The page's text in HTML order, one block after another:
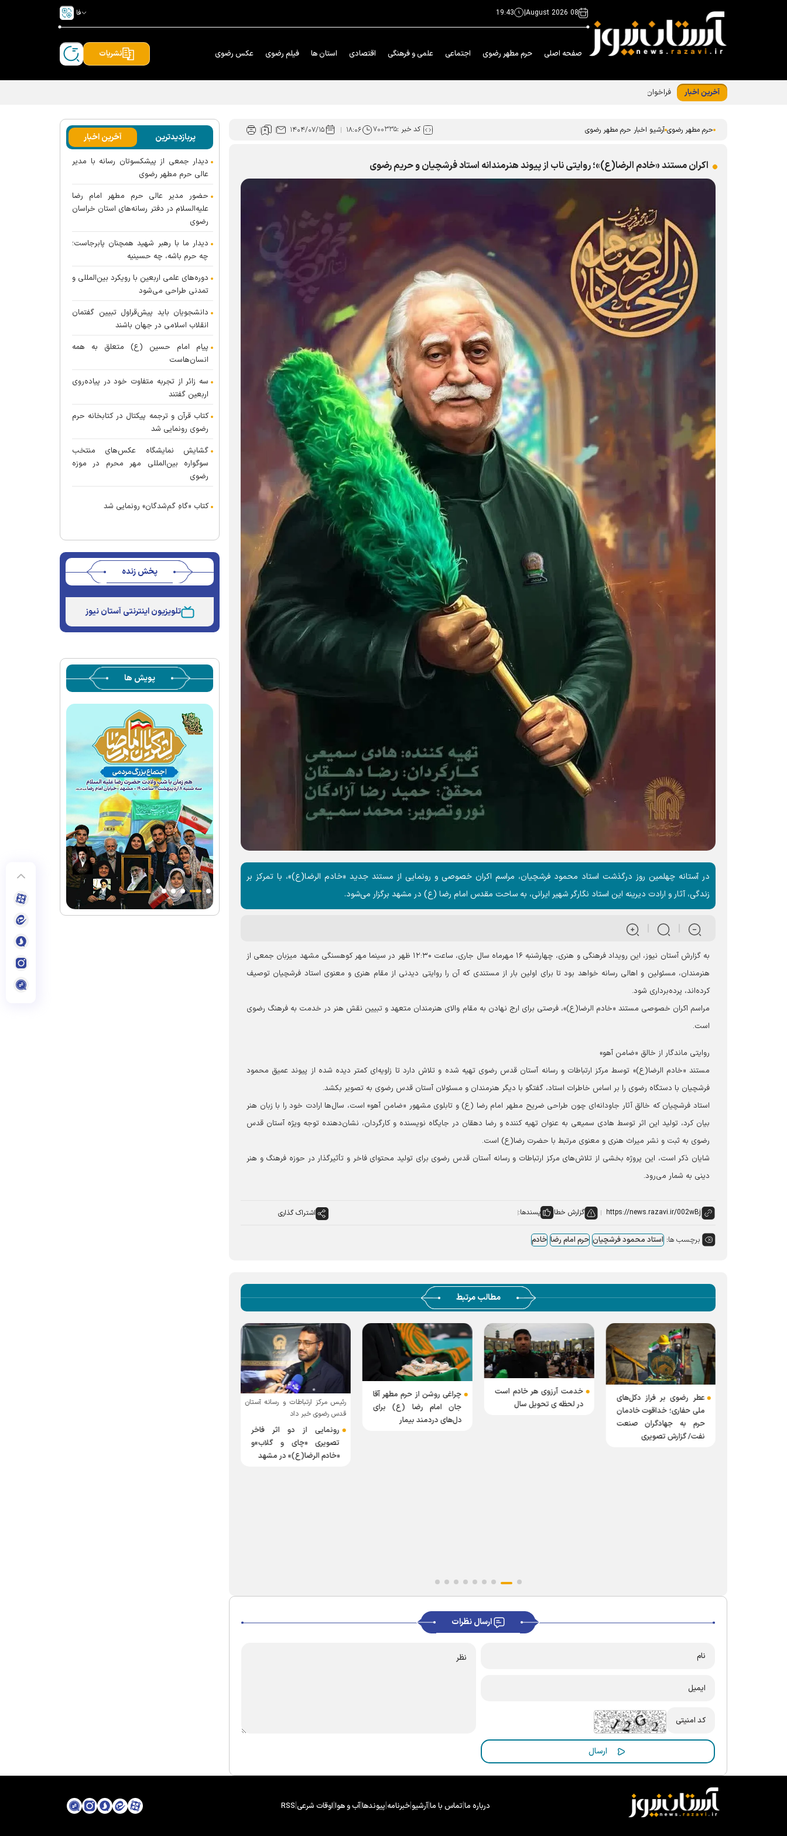
08 August 2026
|
19:43 فا
صفحه اصلی حرم مطهر رضوی اجتماعی علمی و فرهنگی اقتصادی استان ها فیلم رضوی عکس رضوی نشریات
آخرین اخبار فراخوان مشارکت زائران و مجاوران در طرح «خدمت در بهشت» حرم رضوی
حرم مطهر رضوی آرشیو اخبار حرم مطهر رضوی کد خبر :۷۰۰۳۳۵ ۱۸:۰۶ ۱۴۰۴/۰۷/۱۵
اکران مستند «خادم الرضا(ع)»؛ روایتی ناب از پیوند هنرمندانه استاد فرشچیان و حریم رضوی
در آستانه چهلمین روز درگذشت استاد محمود فرشچیان، مراسم اکران خصوصی و رونمایی از مستند جدید «خادم الرضا(ع)»، با تمرکز بر
زندگی، آثار و ارادت دیرینه این استاد نگارگر شهیر ایرانی، به ساحت مقدس امام رضا (ع) در مشهد برگزار می‌شود.
به گزارش آستان نیوز، این رویداد فرهنگی و هنری، چهارشنبه ۱۶ مهرماه سال جاری، ساعت ۱۲:۳۰ ظهر در سینما مهر کوهسنگی مشهد میزبان جمعی از
هنرمندان، مسئولین و اهالی رسانه خواهد بود تا برای اولین بار از مستندی که آن را روایتی دیدنی از مقام هنری و معنوی استاد فرشچیان توصیف
کرده‌اند، پرده‌برداری شود.
مراسم اکران خصوصی مستند «خادم الرضا(ع)»، فرصتی برای ارج نهادن به مقام والای هنرمندان متعهد و تبیین نقش هنر در خدمت به فرهنگ رضوی
است.
روایتی ماندگار از خالق «ضامن آهو»
مستند «خادم الرضا(ع)» توسط مرکز ارتباطات و رسانه آستان قدس رضوی تهیه شده و تلاش دارد تا زاویه‌ای کمتر دیده شده از پیوند عمیق محمود
فرشچیان با دستگاه رضوی را بر اساس خاطرات استاد، گفتگو با دیگر هنرمندان و مسئولان آستان قدس رضوی به تصویر بکشد.
استاد فرشچیان که خالق آثار جاودانه‌ای چون طراحی ضریح مطهر امام رضا (ع) و تابلوی مشهور «ضامن آهو» است، سال‌‌ها ارادت خود را با زبان هنر
بیان کرد، تولید این اثر توسط هادی سمیعی به عنوان تهیه کننده و رضا دهقان در جایگاه نویسنده و کارگردان، نشان‌دهنده توجه ویژه آستان قدس
رضوی به ثبت و نشر میراث هنری و معنوی مرتبط با حضرت رضا(ع) است.
شایان ذکر است، این پروژه بخشی از تلاش‌های مرکز ارتباطات و رسانه آستان قدس رضوی برای تولید محتوای فاخر و تأثیرگذار در حوزه فرهنگ و هنر
دینی به شمار می‌رود.
گزارش خطا پسندها: اشتراک گذاری
برچسب ها: استاد محمود فرشچیان حرم امام رضا خادم
مطالب مرتبط
عطر رضوی بر فراز دکل‌های
ملی حفاری؛ خداقوت خادمان
حرم به جهادگران صنعت
نفت/ گزارش تصویری
خدمت آرزوی هر خادم است
در لحظه ی تحویل سال
چراغی روشن از حرم مطهر آقا
جان امام رضا (ع) برای
دل‌های دردمند بیمار
رئیس مرکز ارتباطات و رسانه آستان
قدس رضوی خبر داد
رونمایی از دو اثر فاخر
تصویری «چای و گلاب»و
«خادم الرضا(ع)» در مشهد
ارسال نظرات
پربازدیدترین آخرین اخبار
دیدار جمعی از پیشکسوتان رسانه با مدیر
عالی حرم مطهر رضوی
حضور مدیر عالی حرم مطهر امام رضا
علیه‌السلام در دفتر رسانه‌های استان خراسان
رضوی
دیدار ما با رهبر شهید همچنان پابرجاست؛
چه حرم باشه، چه حسینیه
دوره‌های علمی اربعین با رویکرد بین‌المللی و
تمدنی طراحی می‌شود
دانشجویان باید پیش‌قراول تبیین گفتمان
انقلاب اسلامی در جهان باشند
پیام امام حسین (ع) متعلق به همه
انسان‌هاست
سه زائر از تجربه متفاوت خود در پیاده‌روی
اربعین گفتند
کتاب قرآن و ترجمه پیکتال در کتابخانه حرم
رضوی رونمایی شد
گشایش نمایشگاه عکس‌های منتخب
سوگواره بین‌المللی مهر محرم در موزه
رضوی
کتاب «گاهِ گم‌شدگان» رونمایی شد
پخش زنده
تلویزیون اینترنتی آستان نیوز
پویش ها
درباره ما|تماس با ما|آرشیو|خبرنامه|پیوندها|آب و هوا|اوقات شرعی|
RSS